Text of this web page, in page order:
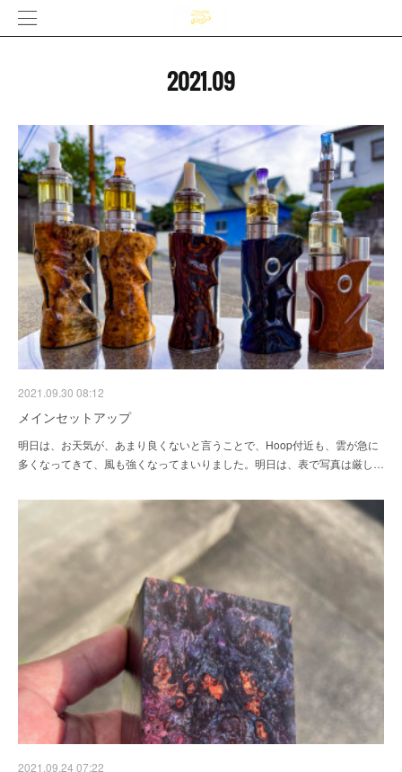
2021.09
2021.09.30 08:12
メインセットアップ
明日は、お天気が、あまり良くないと言うことで、Hoop付近も、雲が急に
多くなってきて、風も強くなってまいりました。明日は、表で写真は厳し…
2021.09.24 07:22